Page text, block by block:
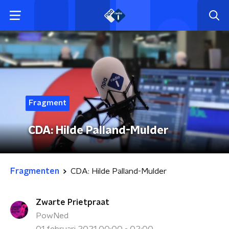
Fragment
CDA: Hilde Palland-Mulder
Fragmenten CDA: Hilde Palland-Mulder
Zwarte Prietpraat
PowNed